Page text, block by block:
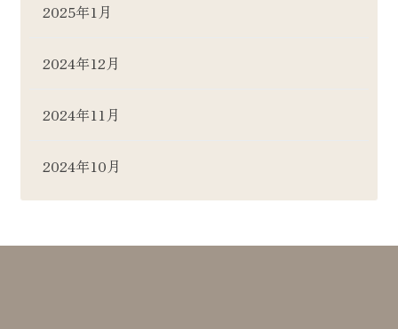
2025年1月
2024年12月
2024年11月
2024年10月